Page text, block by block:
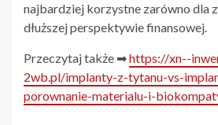
najbardziej korzystne zarówno dla
dłuższej perspektywie finansowej.
Przeczytaj także ➡https://xn--
2wb.pl/implanty-z-tytanu-vs-
porownanie-materialu-i-